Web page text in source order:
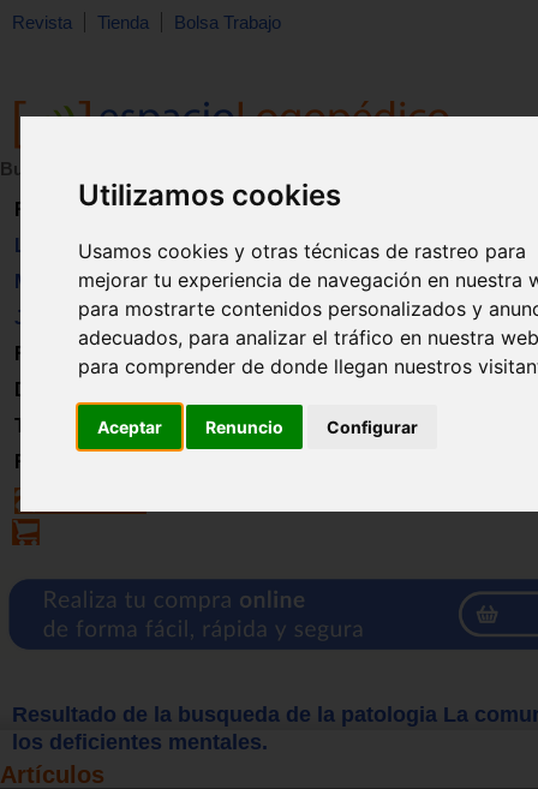
Utilizamos cookies
Usamos cookies y otras técnicas de rastreo para
mejorar tu experiencia de navegación en nuestra
para mostrarte contenidos personalizados y
adecuados, para analizar el tráfico en nuestra
para comprender de donde llegan nuestros
Aceptar Renuncio Configurar
Revista Tienda Bolsa Trabajo
Buscar:
Revista
Libros
Material
Juguetes
Formación
Directorio
Trabajo
Registro
Resultado de la busqueda de la patologia La
los deficientes mentales.
Artículos